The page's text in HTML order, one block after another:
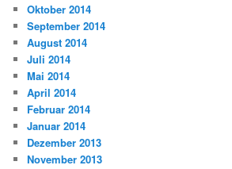
Oktober 2014
September 2014
August 2014
Juli 2014
Mai 2014
April 2014
Februar 2014
Januar 2014
Dezember 2013
November 2013